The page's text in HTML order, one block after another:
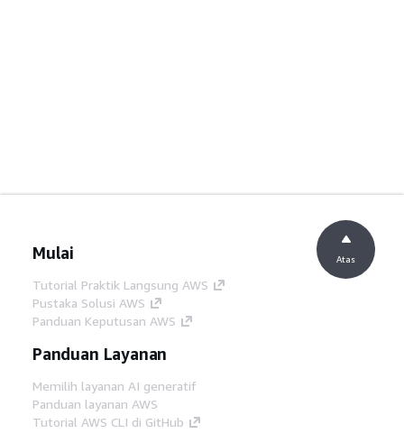
Mulai
Tutorial Praktik Langsung AWS
Pustaka Solusi AWS
Panduan Keputusan AWS
Panduan Layanan
Memilih layanan AI generatif
Panduan layanan AWS
Tutorial AWS CLI di GitHub
Atas